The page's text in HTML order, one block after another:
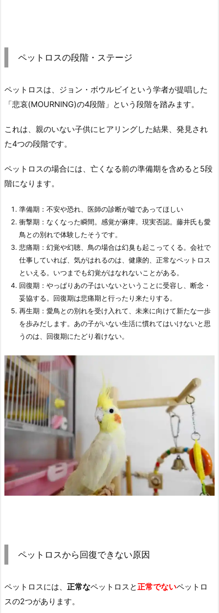
ペットロスの段階・ステージ
ペットロスは、ジョン・ボウルビイという学者が提唱した
「悲哀(MOURNING)の4段階」という段階を踏みます。
これは、親のいない子供にヒアリングした結果、発見され
た4つの段階です。
ペットロスの場合には、亡くなる前の準備期を含めると5段
階になります。
準備期：不安や恐れ、医師の診断が嘘であってほしい
衝撃期：なくなった瞬間。感覚が麻痺。現実否認。藤井氏も愛
鳥との別れで体験したそうです。
悲痛期：幻覚や幻聴、鳥の場合は幻臭も起こってくる。会社で
仕事していれば、気がはれるのは、健康的、正常なペットロス
といえる。いつまでも幻覚がはなれないことがある。
回復期：やっぱりあの子はいないということに受容し、断念・
妥協する。回復期は悲痛期と行ったり来たりする。
再生期：愛鳥との別れを受け入れて、未来に向けて新たな一歩
を歩みだします。あの子がいない生活に慣れてはいけないと思
うのは、回復期にたどり着けない。
ペットロスから回復できない原因
ペットロスには、 正常なペットロスと正常でないペットロ
スの2つがあります。